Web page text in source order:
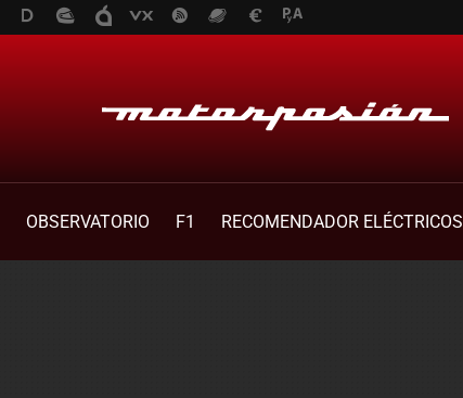
OBSERVATORIO F1
RECOMENDADOR ELÉCTRICOS